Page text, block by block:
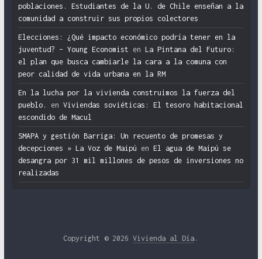
poblaciones. Estudiantes de la U. de Chile enseñan a la
comunidad a construir sus propios colectores
Elecciones: ¿Qué impacto económico podría tener en la
juventud? – Young Economist en La Pintana del Futuro:
el plan que busca cambiarle la cara a la comuna con
peor calidad de vida urbana en la RM
En la lucha por la vivienda construimos la fuerza del
pueblo.
en Viviendas soviéticas: El tesoro habitacional
escondido de Macul
SMAPA y gestión Barriga: Un recuento de promesas y
decepciones » La Voz de Maipú en El agua de Maipú se
desangra por 31 mil millones de pesos de inversiones no
realizadas
Copyright © 2026Vivienda al Día .